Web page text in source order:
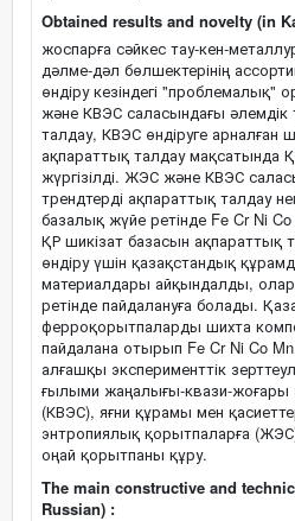
Obtained results and novelty (in
жоспарға сәйкес тау-кен-
дәлме-дәл бөлшектерінің
өндіру кезіндегі
және КВЭС саласындағы әлемдік
талдау, КВЭС өндіруге арналған
ақпараттық талдау мақсатында
жүргізілді. ЖЭС және КВЭС
трендтерді ақпараттық талдау
базалық жүйе ретінде Fe Cr Ni
ҚР шикізат базасын ақпараттық
өндіру үшін қазақстандық
материалдары айқындалды,
ретінде пайдалануға болады.
ферроқорытпаларды шихта
пайдалана отырып Fe Cr Ni Co
алғашқы эксперименттік
ғылыми жаңалығы-квази-жоғары
(КВЭС), яғни құрамы мен
энтропиялық қорытпаларға
оңай қорытпаны құру.
The main constructive and
Russian) :